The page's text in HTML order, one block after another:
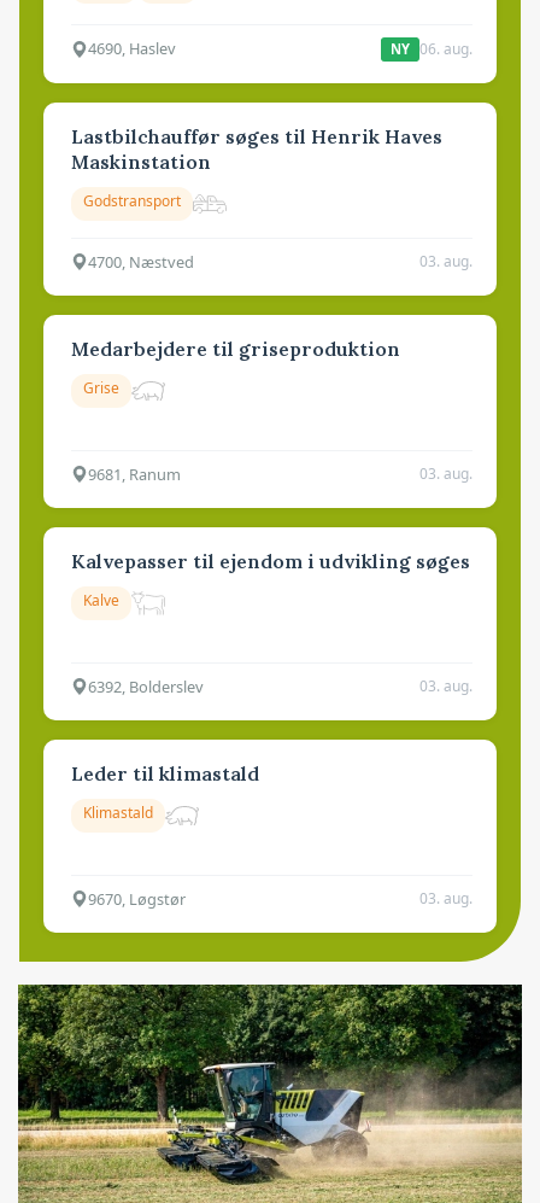
4690, Haslev NY 06. aug.
Lastbilchauffør søges til Henrik Haves
Maskinstation
Godstransport
4700, Næstved 03. aug.
Medarbejdere til griseproduktion
Grise
9681, Ranum 03. aug.
Kalvepasser til ejendom i udvikling søges
Kalve
6392, Bolderslev 03. aug.
Leder til klimastald
Klimastald
9670, Løgstør 03. aug.